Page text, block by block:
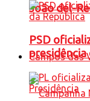
João del-
Campos das
PSD
presidência